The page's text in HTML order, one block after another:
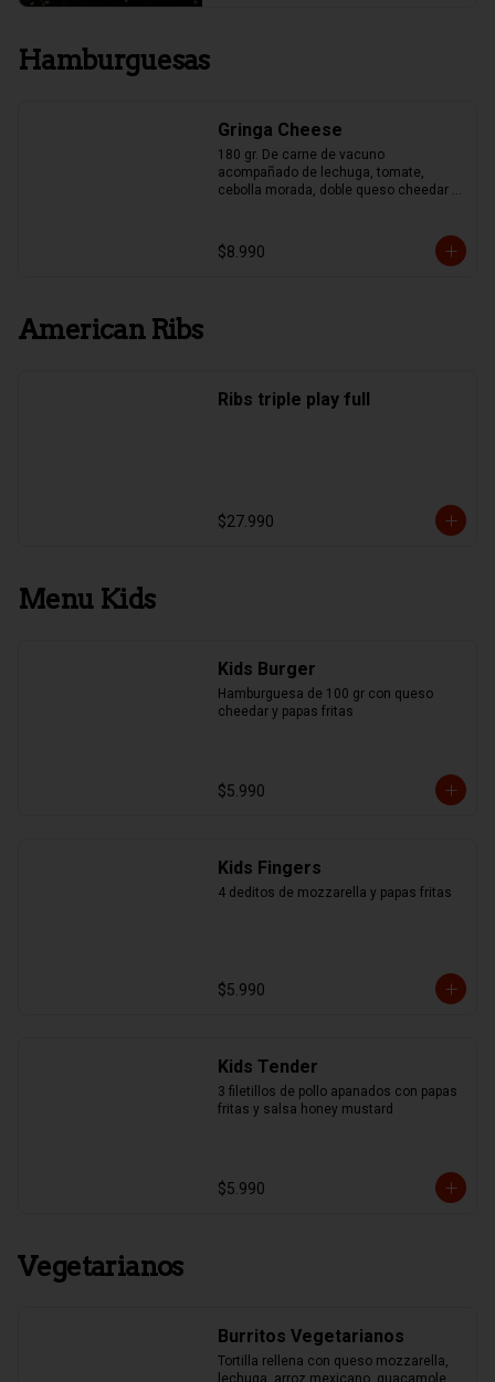
Hamburguesas
Gringa Cheese
180 gr. De carne de vacuno
acompañado de lechuga, tomate,
cebolla morada, doble queso cheedar y
$8.990
American Ribs
Ribs triple play full
$27.990
Menu Kids
Kids Burger
Hamburguesa de 100 gr con queso
cheedar y papas fritas
$5.990
Kids Fingers
4 deditos de mozzarella y papas fritas
$5.990
Kids Tender
3 filetillos de pollo apanados con papas
fritas y salsa honey mustard
$5.990
Vegetarianos
Burritos Vegetarianos
Tortilla rellena con queso mozzarella,
lechuga, arroz mexicano, guacamole,